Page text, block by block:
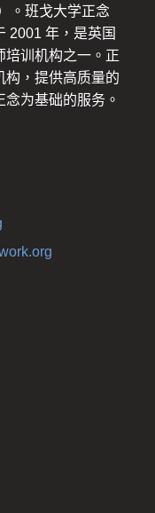
。班戈大学正念
2001 年，是英国
培训机构之一。正
构，提供高质量的
为基础的服务。